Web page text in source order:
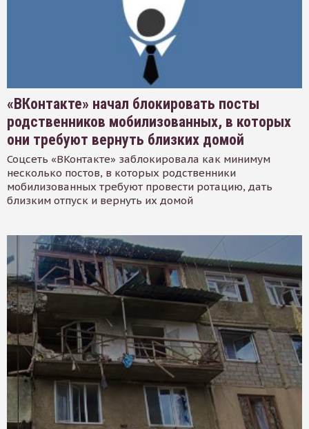
«ВКонтакте» начал блокировать посты
родственников мобилизованных, в которых
они требуют вернуть близких домой
Соцсеть «ВКонтакте» заблокировала как минимум
несколько постов, в которых родственники
мобилизованных требуют провести ротацию, дать
близким отпуск и вернуть их домой